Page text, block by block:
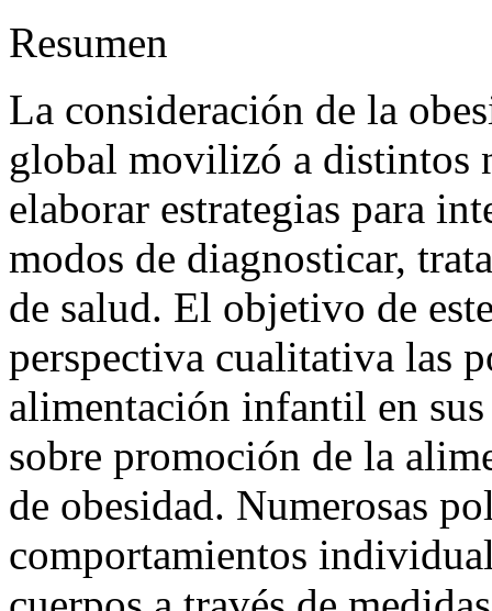
Resumen
La consideración de la
global movilizó a distintos
elaborar estrategias para
modos de diagnosticar,
de salud. El objetivo de
perspectiva cualitativa las
alimentación infantil en
sobre promoción de la
de obesidad. Numerosas
comportamientos